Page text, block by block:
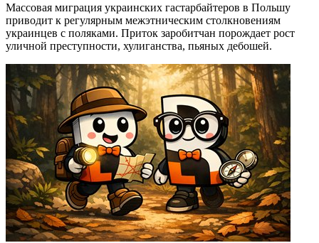
Массовая миграция украинских гастарбайтеров в Польшу
приводит к регулярным межэтническим столкновениям
украинцев с поляками. Приток заробитчан порождает рост
уличной преступности, хулиганства, пьяных дебошей.